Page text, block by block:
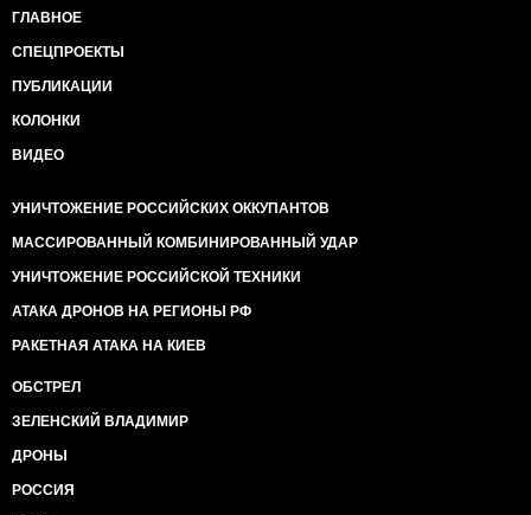
ГЛАВНОЕ
СПЕЦПРОЕКТЫ
ПУБЛИКАЦИИ
КОЛОНКИ
ВИДЕО
УНИЧТОЖЕНИЕ РОССИЙСКИХ ОККУПАНТОВ
МАССИРОВАННЫЙ КОМБИНИРОВАННЫЙ УДАР
УНИЧТОЖЕНИЕ РОССИЙСКОЙ ТЕХНИКИ
АТАКА ДРОНОВ НА РЕГИОНЫ РФ
РАКЕТНАЯ АТАКА НА КИЕВ
ОБСТРЕЛ
ЗЕЛЕНСКИЙ ВЛАДИМИР
ДРОНЫ
РОССИЯ